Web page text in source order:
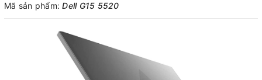
Mã sản phẩm:Dell G15 5520